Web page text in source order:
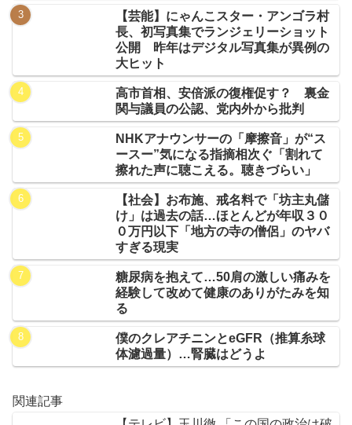
【芸能】にゃんこスター・アンゴラ村
長、初写真集でランジェリーショット
公開 昨年はデジタル写真集が異例の
大ヒット
高市首相、安倍派の復権促す？ 裏金
関与議員の公認、党内外から批判
NHKアナウンサーの「摩擦音」が“ス
ースー”気になる指摘相次ぐ「割れて
擦れた声に聴こえる。聴きづらい」
【社会】お布施、戒名料で「坊主丸儲
け」は過去の話…ほとんどが年収３０
０万円以下「地方の寺の僧侶」のヤバ
すぎる現実
糖尿病を抱えて…50肩の激しい痛みを
経験して改めて健康のありがたみを知
る
僕のクレアチニンとeGFR（推算糸球
体濾過量）…腎臓はどうよ
関連記事